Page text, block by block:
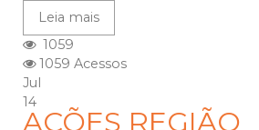
Leia mais
1059
1059 Acessos
Jul
14
AÇÕES REGIÃO